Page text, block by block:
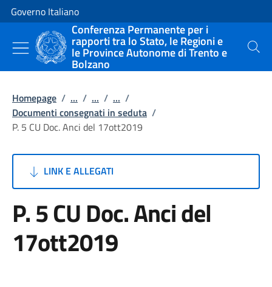
Vai al contenuto
Vai alla navigazione del sito
Governo Italiano
Conferenza Permanente per i
rapporti tra lo Stato, le Regioni e
le Province Autonome di Trento e
Bolzano
Cerca
Homepage / ... / ... / ... /
Documenti consegnati in seduta /
P. 5 CU Doc. Anci del 17ott2019
LINK E ALLEGATI
P. 5 CU Doc. Anci del
17ott2019